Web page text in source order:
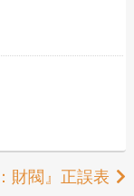
財閥』正誤表